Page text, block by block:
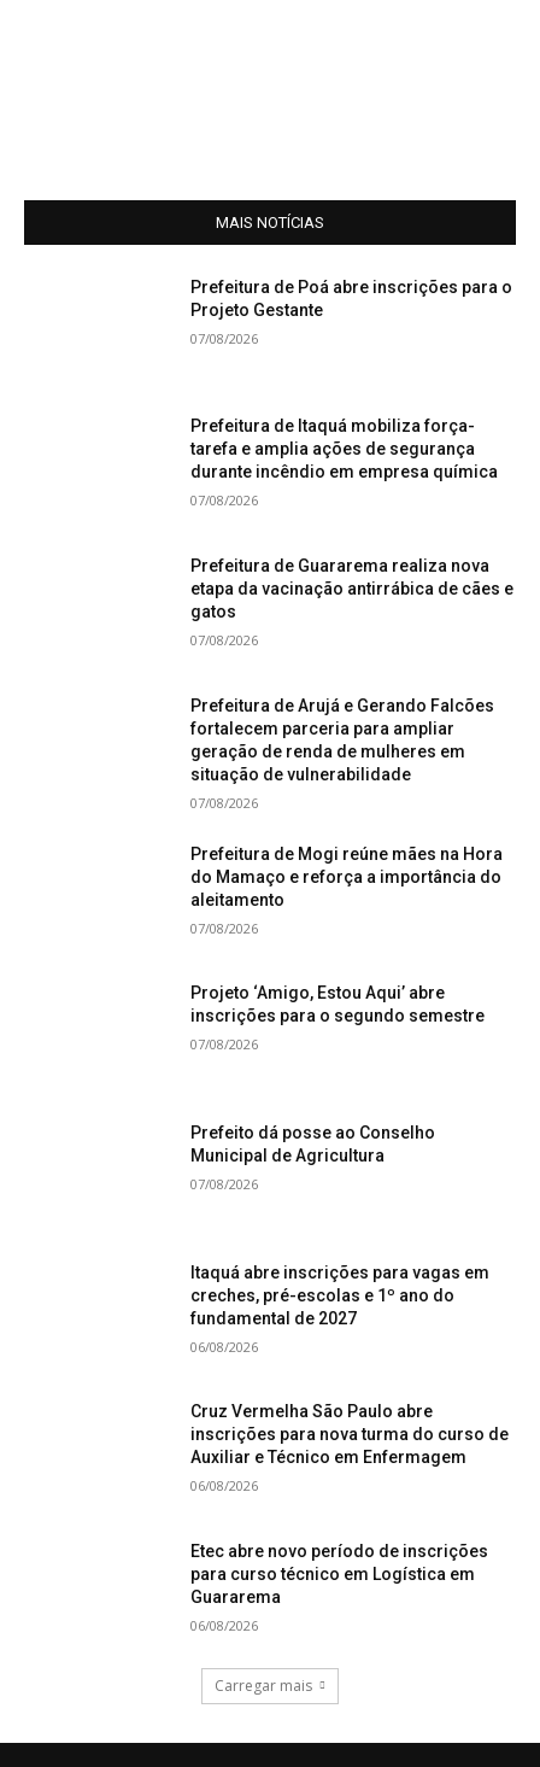
MAIS NOTÍCIAS
Prefeitura de Poá abre inscrições para o
Projeto Gestante
07/08/2026
Prefeitura de Itaquá mobiliza força-
tarefa e amplia ações de segurança
durante incêndio em empresa química
07/08/2026
Prefeitura de Guararema realiza nova
etapa da vacinação antirrábica de cães e
gatos
07/08/2026
Prefeitura de Arujá e Gerando Falcões
fortalecem parceria para ampliar
geração de renda de mulheres em
situação de vulnerabilidade
07/08/2026
Prefeitura de Mogi reúne mães na Hora
do Mamaço e reforça a importância do
aleitamento
07/08/2026
Projeto ‘Amigo, Estou Aqui’ abre
inscrições para o segundo semestre
07/08/2026
Prefeito dá posse ao Conselho
Municipal de Agricultura
07/08/2026
Itaquá abre inscrições para vagas em
creches, pré-escolas e 1º ano do
fundamental de 2027
06/08/2026
Cruz Vermelha São Paulo abre
inscrições para nova turma do curso de
Auxiliar e Técnico em Enfermagem
06/08/2026
Etec abre novo período de inscrições
para curso técnico em Logística em
Guararema
06/08/2026
Carregar mais